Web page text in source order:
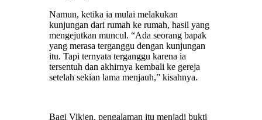
Namun, ketika ia mulai melakukan
kunjungan dari rumah ke rumah, hasil yang
mengejutkan muncul. “Ada seorang bapak
yang merasa terganggu dengan kunjungan
itu. Tapi ternyata terganggu karena ia
tersentuh dan akhirnya kembali ke gereja
setelah sekian lama menjauh,” kisahnya.
Bagi Vikjen, pengalaman itu menjadi bukti